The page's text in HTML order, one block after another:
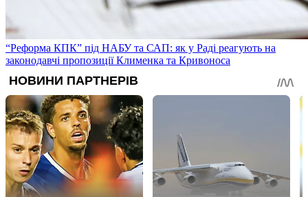
“Реформа КПК” під НАБУ та САП: як у Раді реагують на
законодавчі пропозиції Клименка та Кривоноса